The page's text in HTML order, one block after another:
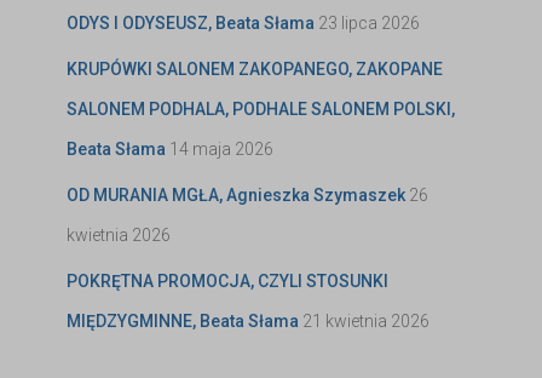
ODYS I ODYSEUSZ, Beata Słama 23 lipca 2026
KRUPÓWKI SALONEM ZAKOPANEGO, ZAKOPANE
SALONEM PODHALA, PODHALE SALONEM POLSKI,
Beata Słama 14 maja 2026
OD MURANIA MGŁA, Agnieszka Szymaszek 26
kwietnia 2026
POKRĘTNA PROMOCJA, CZYLI STOSUNKI
MIĘDZYGMINNE, Beata Słama 21 kwietnia 2026